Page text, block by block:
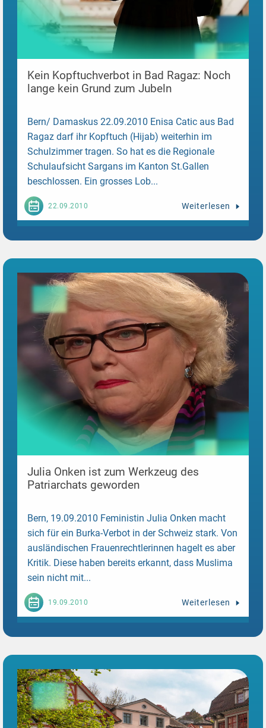
Kein Kopftuchverbot in Bad Ragaz: Noch
lange kein Grund zum Jubeln
Bern/ Damaskus 22.09.2010 Enisa Catic aus Bad
Ragaz darf ihr Kopftuch (Hijab) weiterhin im
Schulzimmer tragen. So hat es die Regionale
Schulaufsicht Sargans im Kanton St.Gallen
beschlossen. Ein grosses Lob...
22.09.2010 Weiterlesen
Julia Onken ist zum Werkzeug des
Patriarchats geworden
Bern, 19.09.2010 Feministin Julia Onken macht
sich für ein Burka-Verbot in der Schweiz stark. Von
ausländischen Frauenrechtlerinnen hagelt es aber
Kritik. Diese haben bereits erkannt, dass Muslima
sein nicht mit...
19.09.2010 Weiterlesen